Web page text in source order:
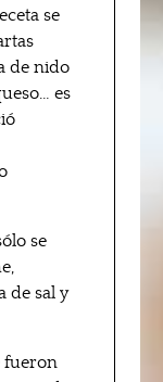
se
de nido
es
se
de sal y
fueron